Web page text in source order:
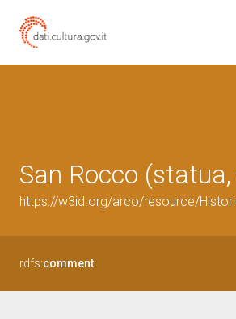
San Rocco
https://w3id.org/arco/resource/
rdfs:comment